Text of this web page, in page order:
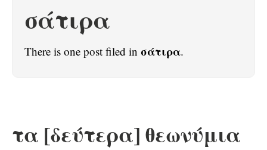
σάτιρα
There is one post filed in σάτιρα.
τα [δεύτερα] θεωνύμια